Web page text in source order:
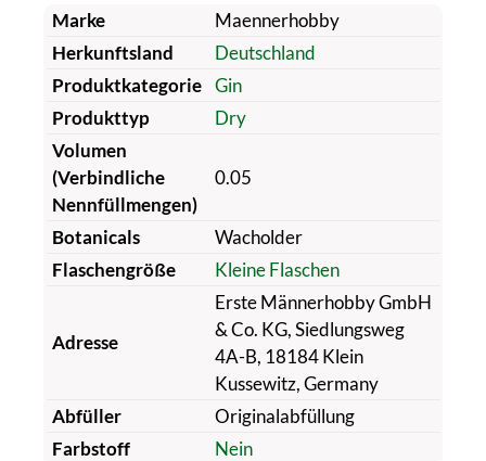
Marke
Maennerhobby
Herkunftsland
Deutschland
Produktkategorie Gin
Produkttyp
Dry
Volumen
(Verbindliche
Nennfüllmengen)
0.05
Botanicals
Wacholder
Flaschengröße
Kleine Flaschen
Adresse
Erste Männerhobby GmbH
& Co. KG, Siedlungsweg
4A-B, 18184 Klein
Kussewitz, Germany
Abfüller
Originalabfüllung
Farbstoff
Nein